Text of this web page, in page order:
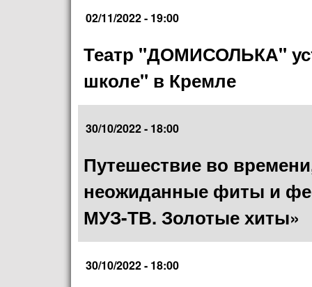
02/11/2022 - 19:00
Театр "ДОМИСОЛЬКА"
школе" в Кремле
30/10/2022 - 18:00
Путешествие во
неожиданные фиты и
МУЗ-ТВ. Золотые хиты»
30/10/2022 - 18:00